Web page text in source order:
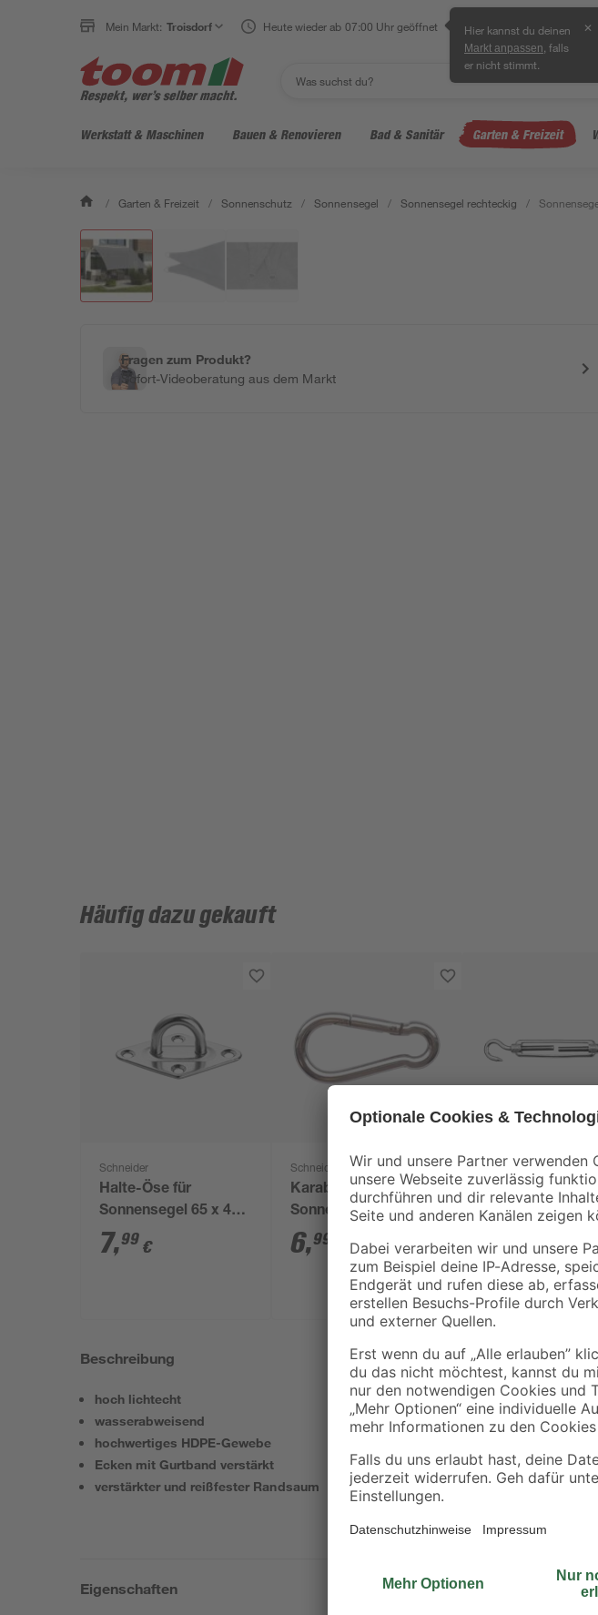
Mein Markt: Troisdorf Heute wieder ab 07:00 Uhr geöffnet Hier kannst du deinen
Markt anpassen , falls
er nicht stimmt.
✕
Werkstatt & Maschinen Bauen & Renovieren Bad & Sanitär Garten & Freizeit
/ Garten & Freizeit / Sonnenschutz / Sonnensegel / Sonnensegel rechteckig /
Fragen zum Produkt?
Sofort-Videoberatung aus dem Markt
Häufig dazu gekauft
Schneider
Halte-Öse für
Sonnensegel 65 x 40 x
28 mm
7,99 €
Schneider
Karabinerhaken für
Sonnensegel Ø 6 x 60
mm
6,99
Schneider
Spannanker für
Sonnensegel
7, €
Beschreibung
hoch lichtecht
wasserabweisend
hochwertiges HDPE-Gewebe
Ecken mit Gurtband verstärkt
verstärkter und reißfester Randsaum
Eigenschaften